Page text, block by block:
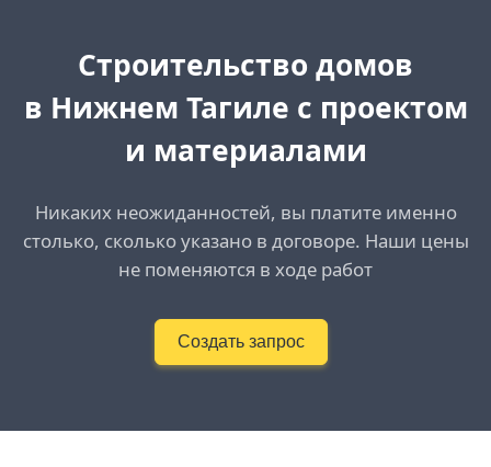
Cтроительство домов
в Нижнем Тагиле с проектом
и материалами
Никаких неожиданностей, вы платите именно
столько, сколько указано в договоре. Наши цены
не поменяются в ходе работ
Создать запрос